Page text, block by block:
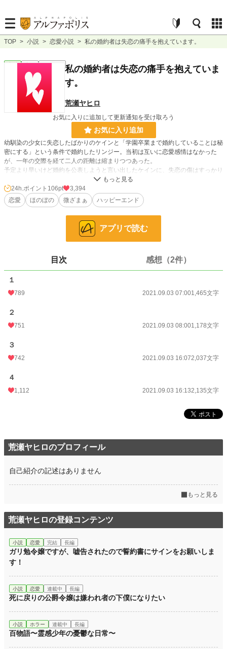
TOP > 小説 > 恋愛小説 > 私の婚約者は失恋の痛手を抱えています。
恋愛 完結 ｼｮｰﾄｼｮｰﾄ
私の婚約者は失恋の痛手を抱えていま
す。
荒瀬ヤヒロ
お気に入りに追加して更新通知を受け取ろう
お気に入り追加
幼馴染の少女に失恋したばかりのケインと「学園卒業まで婚約していることは秘
密にする」という条件で婚約したリンジー。当初は互いに恋愛感情はなかった
が、一年の交際を経て二人の距離は縮まりつつあった。
予定より早いけど婚約を公表しようと言い出したケインに、失恋の傷はすっかり
癒えたのだと嬉しくなったリンジーだったが、その矢先、彼の初恋の相手である
幼馴染ミーナがケインの前に現れる。
4,622 位 / 66,323 件
106 pt
文字数
初回公開日時
年間ポイント
24h.ポイント 106pt
3,394
恋愛
ほのぼの 微ざまぁ ハッピーエンド
アプリで読む
目次 感想（2件）
１
789 2021.09.03 07:001,465文字
２
751 2021.09.03 08:001,178文字
３
742 2021.09.03 16:072,037文字
４
1,112 2021.09.03 16:132,135文字
荒瀬ヤヒロのプロフィール
自己紹介の記述はありません
もっと見る
荒瀬ヤヒロの登録コンテンツ
小説 恋愛 完結 長編
ガリ勉令嬢ですが、嘘告されたので誓約書にサインをお願いしま
す！
小説 恋愛 連載中 長編
死に戻りの公爵令嬢は嫌われ者の下僕になりたい
小説 ホラー 連載中 長編
百物語〜霊感少年の憂鬱な日常〜